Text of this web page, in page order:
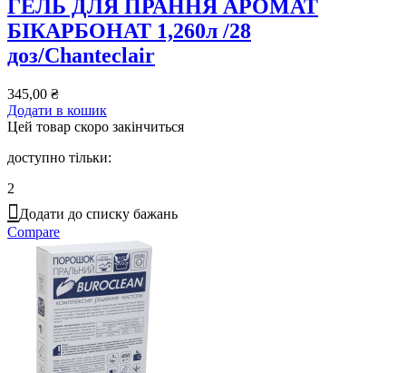
ГЕЛЬ ДЛЯ ПРАННЯ АРОМАТ
БІКАРБОНАТ 1,260л /28
доз/Chanteclair
345,00 ₴
Додати в кошик
Цей товар скоро закінчиться
доступно тільки:
2
Додати до списку бажань
Compare